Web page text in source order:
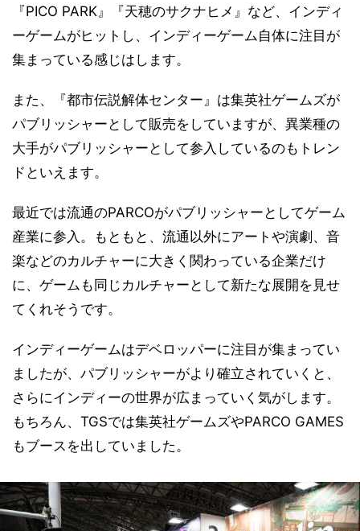
『PICO PARK』『天穂のサクナヒメ』など、インディ
ーゲームがヒットし、インディーゲーム自体に注目が
集まっている感じはします。
また、『都市伝説解体センター』は集英社ゲームズが
パブリッシャーとして販売をしていますが、異業種の
大手がパブリッシャーとして参入しているのもトレン
ドといえます。
最近では流通のPARCOがパブリッシャーとしてゲーム
産業に参入。もともと、流通以外にアートや演劇、音
楽などのカルチャーに大きく関わっている企業だけ
に、ゲームも同じカルチャーとして新たな展開を見せ
てくれそうです。
インディーゲームはデベロッパーに注目が集まってい
ましたが、パブリッシャーがより確立されていくと、
さらにインディーの世界が広まっていく気がします。
もちろん、TGSでは集英社ゲームズやPARCO GAMES
もブースを出していました。